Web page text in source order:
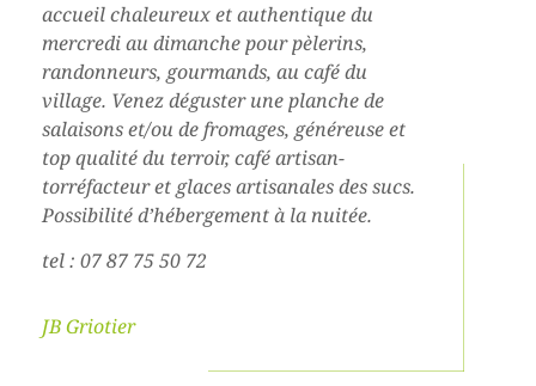
accueil chaleureux et authentique du
mercredi au dimanche pour pèlerins,
randonneurs, gourmands, au café du
village. Venez déguster une planche de
salaisons et/ou de fromages, généreuse et
top qualité du terroir, café artisan-
torréfacteur et glaces artisanales des sucs.
Possibilité d’hébergement à la nuitée.
tel : 07 87 75 50 72
JB Griotier